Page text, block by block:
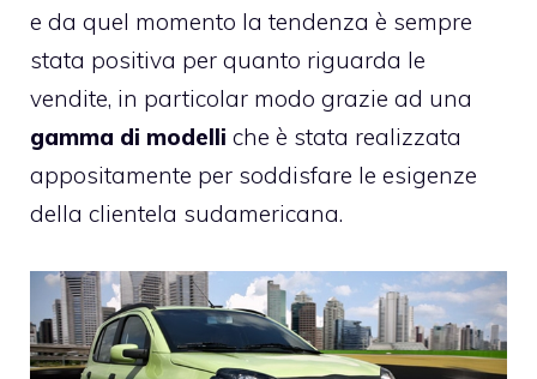
e da quel momento la tendenza è sempre
stata positiva per quanto riguarda le
vendite, in particolar modo grazie ad una
gamma di modelli che è stata realizzata
appositamente per soddisfare le esigenze
della clientela sudamericana.